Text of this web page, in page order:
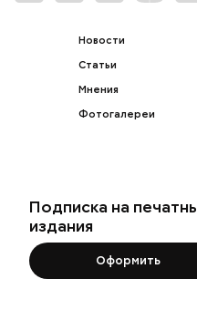
Новости
Статьи
Мнения
Фотогалереи
Подписка на
издания
Оформить